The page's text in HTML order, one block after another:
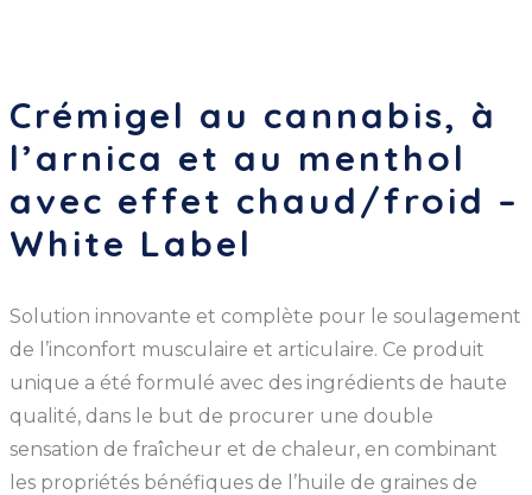
Crémigel au cannabis, à
l’arnica et au menthol
avec effet chaud/froid –
White Label
Solution innovante et complète pour le soulagement
de l’inconfort musculaire et articulaire. Ce produit
unique a été formulé avec des ingrédients de haute
qualité, dans le but de procurer une double
sensation de fraîcheur et de chaleur, en combinant
les propriétés bénéfiques de l’huile de graines de